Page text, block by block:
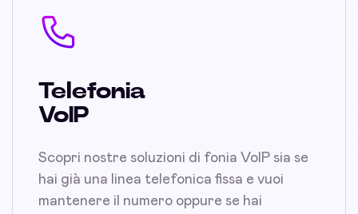
Telefonia
VoIP
Scopri nostre soluzioni di fonia VoIP sia se
hai già una linea telefonica fissa e vuoi
mantenere il numero oppure se hai